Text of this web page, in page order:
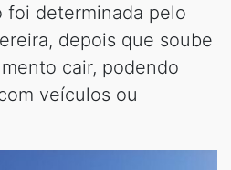
foi determinada pelo
depois que soube
cair, podendo
veículos ou